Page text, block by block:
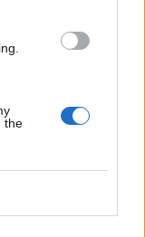
the
χρήσης και τηδήλωση